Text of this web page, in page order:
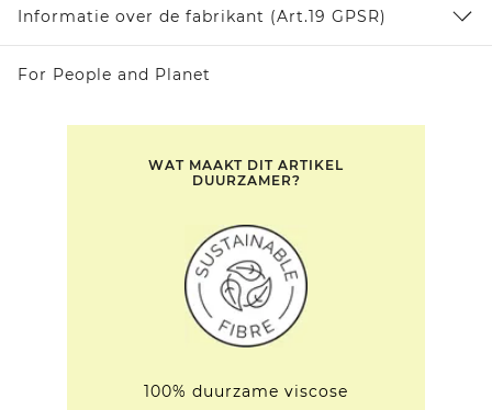
Informatie over de fabrikant (Art.19 GPSR)
For People and Planet
WAT MAAKT DIT ARTIKEL
DUURZAMER?
100% duurzame viscose